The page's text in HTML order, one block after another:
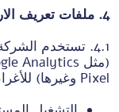
4. ملفات تعريف الارتباط
4.1. تستخدم
Pixel وغيرها) للأغراض التالية: